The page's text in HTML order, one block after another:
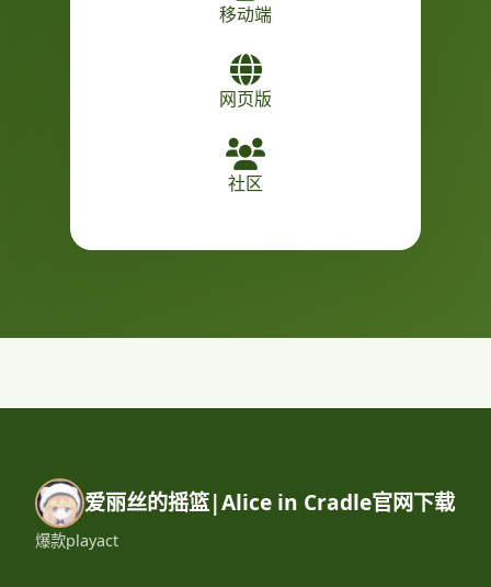
移动端
网页版
社区
爱丽丝的摇篮|Alice in Cradle官网下载
爆款playact